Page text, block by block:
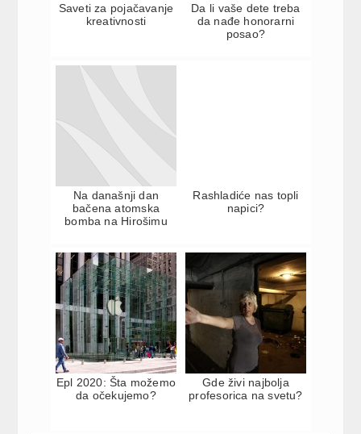
Saveti za pojačavanje
kreativnosti
Da li vaše dete treba
da nađe honorarni
posao?
Na današnji dan
bačena atomska
bomba na Hirošimu
Rashladiće nas topli
napici?
Epl 2020: Šta možemo
da očekujemo?
Gde živi najbolja
profesorica na svetu?